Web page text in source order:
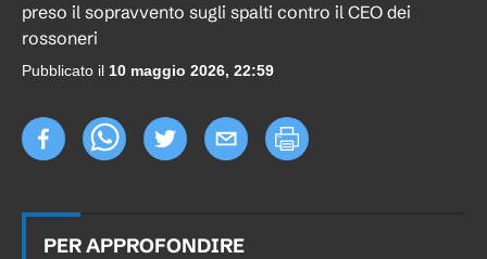
preso il sopravvento sugli spalti contro il CEO dei
rossoneri
Pubblicato il 10 maggio 2026, 22:59
PER APPROFONDIRE